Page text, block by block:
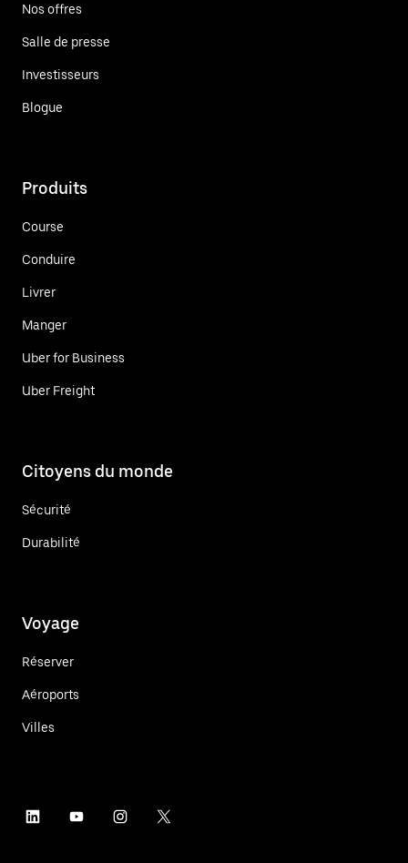
Nos offres
Salle de presse
Investisseurs
Blogue
Produits
Course
Conduire
Livrer
Manger
Uber for Business
Uber Freight
Citoyens du monde
Sécurité
Durabilité
Voyage
Réserver
Aéroports
Villes